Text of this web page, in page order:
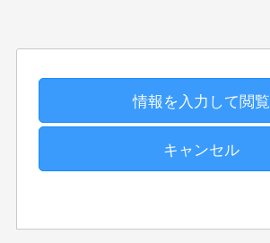
情報を入力して閲覧
キャンセル